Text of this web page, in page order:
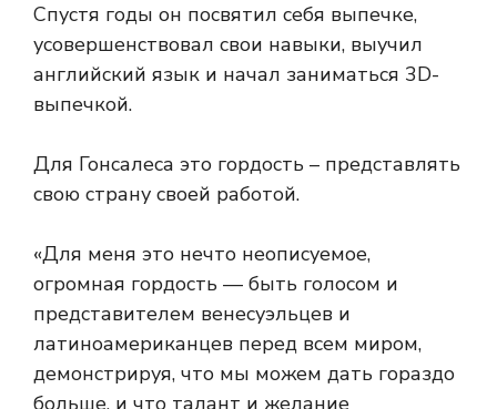
Спустя годы он посвятил себя выпечке,
усовершенствовал свои навыки, выучил
английский язык и начал заниматься 3D-
выпечкой.
Для Гонсалеса это гордость – представлять
свою страну своей работой.
«Для меня это нечто неописуемое,
огромная гордость — быть голосом и
представителем венесуэльцев и
латиноамериканцев перед всем миром,
демонстрируя, что мы можем дать гораздо
больше, и что талант и желание